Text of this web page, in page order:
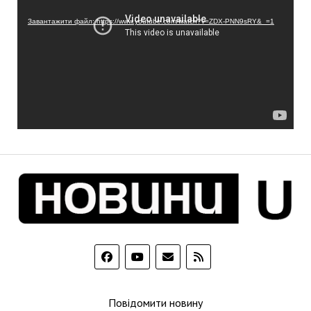
Завантажити файл: https://www.youtube.com/watch?v=ZDX-PNN9sRY&_=1
Повідомити новину